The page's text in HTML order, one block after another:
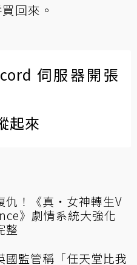
回來。
伺服器開張
起來
仇！《真‧女神轉生V
》劇情系統大強化
整
國監管稱「任天堂比我